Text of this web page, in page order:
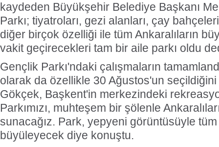
kaydeden Büyükşehir Belediye Başkanı
Parkı; tiyatroları, gezi alanları, çay
diğer birçok özelliği ile tüm Ankaralıların
vakit geçirecekleri tam bir aile parkı oldu
Gençlik Parkı'ndaki çalışmaların
olarak da özellikle 30 Ağustos'un
Gökçek, Başkent'in merkezindeki
Parkımızı, muhteşem bir şölenle
sunacağız. Park, yepyeni görüntüsüyle
büyüleyecek diye konuştu.